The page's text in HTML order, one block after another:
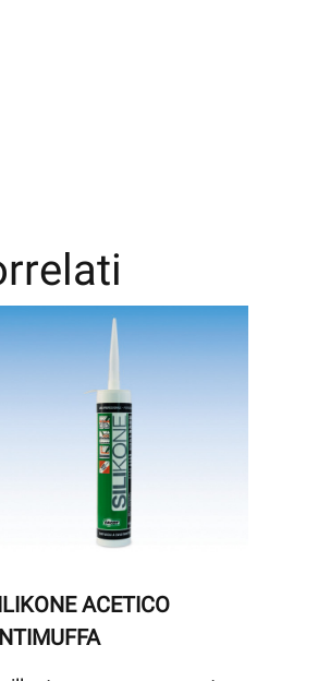
ACETICO